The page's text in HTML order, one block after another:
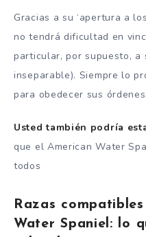
Gracias a su ‘apertura a
no tendrá dificultad en
particular, por supuesto, a
inseparable). Siempre lo
para obedecer sus órdenes.
Usted también podría
que el American Water
todos
Razas
Water Spaniel: lo